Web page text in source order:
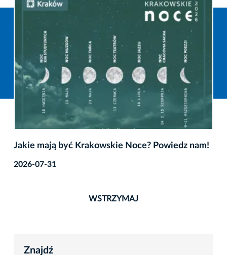
Jakie mają być Krakowskie Noce? Powiedz nam!
2026-07-31
WSTRZYMAJ
Znajdź